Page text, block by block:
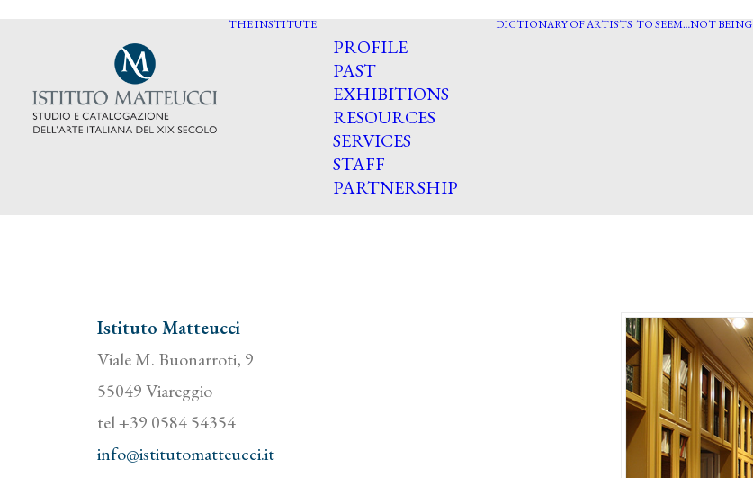
THE INSTITUTE
PROFILE
PAST
EXHIBITIONS
RESOURCES
SERVICES
STAFF
PARTNERSHIP
DICTIONARY OF ARTISTS TO SEEM…NOT BEING
Istituto Matteucci
Viale M. Buonarroti, 9
55049 Viareggio
tel +39 0584 54354
info@istitutomatteucci.it